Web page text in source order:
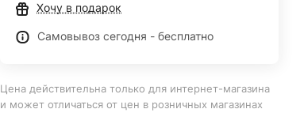
Хочу в подарок
Самовывоз сегодня - бесплатно
Цена действительна только для интернет-магазина
и может отличаться от цен в розничных магазинах